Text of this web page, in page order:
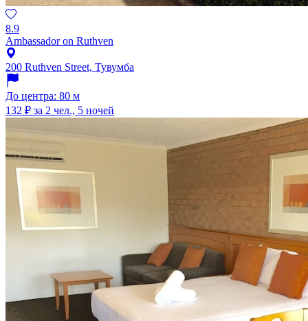
8.9
Ambassador on Ruthven
200 Ruthven Street, Тувумба
До центра: 80 м
132 ₽ за 2 чел., 5 ночей